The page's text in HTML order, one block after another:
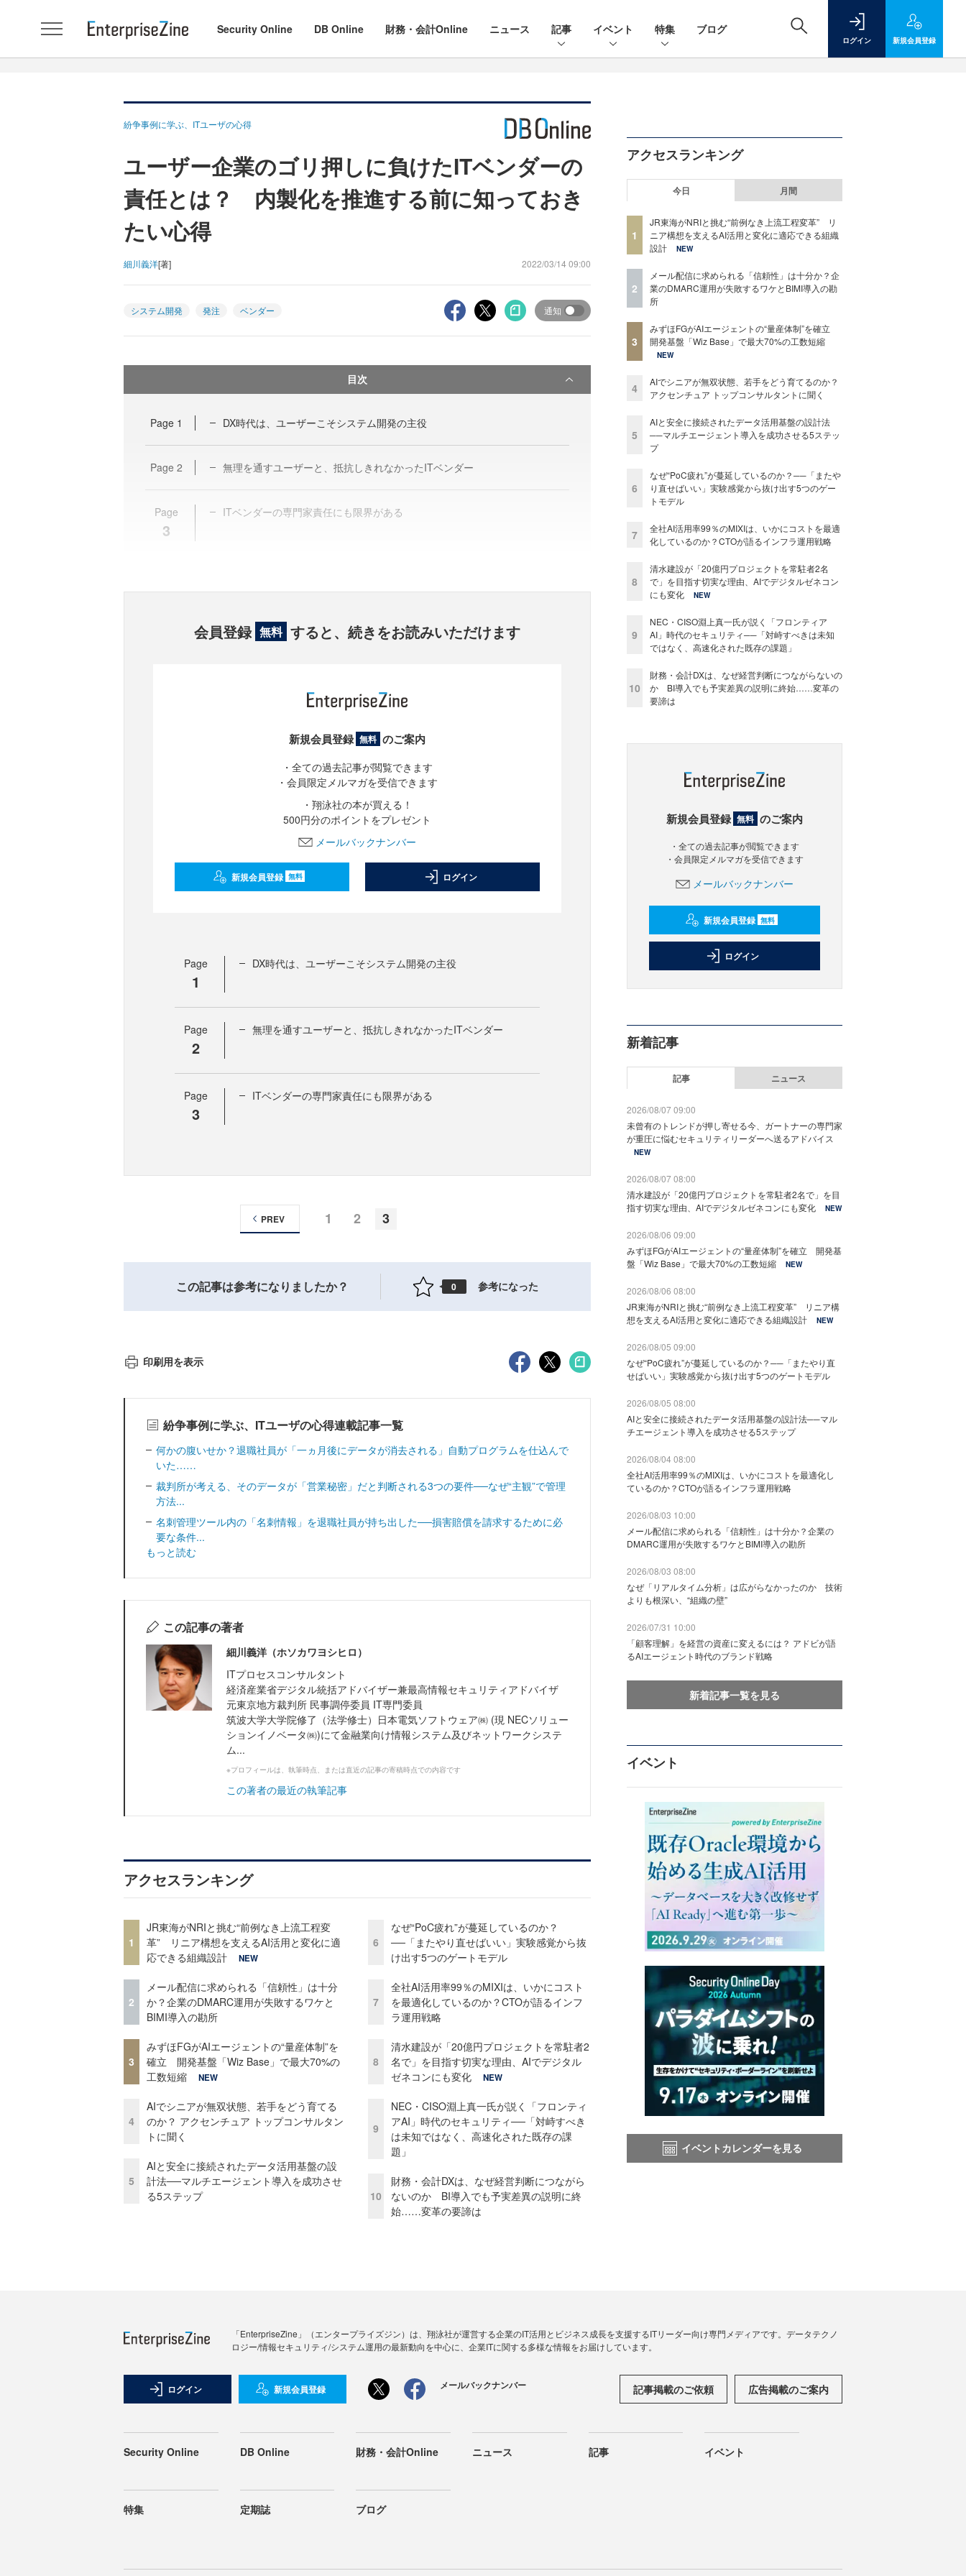
Security Online DB Online 財務・会計Online ニュース 記事 イベント 特集 ブログ
ログイン 新規会員登録
紛争事例に学ぶ、ITユーザの心得
ユーザー企業のゴリ押しに負けたITベンダーの
責任とは？ 内製化を推進する前に知っておき
たい心得
細川義洋[著] 2022/03/14 09:00
システム開発 発注 ベンダー 通知
目次
Page 1 DX時代は、ユーザーこそシステム開発の主役
Page 2 無理を通すユーザーと、抵抗しきれなかったITベンダー
Page
3
ITベンダーの専門家責任にも限界がある
会員登録 無料 すると、続きをお読みいただけます
新規会員登録 無料 のご案内
・全ての過去記事が閲覧できます
・会員限定メルマガを受信できます
・翔泳社の本が買える！
500円分のポイントをプレゼント
メールバックナンバー
新規会員登録 無料 ログイン
Page
1
DX時代は、ユーザーこそシステム開発の主役
Page
2
無理を通すユーザーと、抵抗しきれなかったITベンダー
Page
3
ITベンダーの専門家責任にも限界がある
1 2 3
PREV
この記事は参考になりましたか？ 0 参考になった
印刷用を表示
紛争事例に学ぶ、ITユーザの心得連載記事一覧
何かの腹いせか？退職社員が「一ヵ月後にデータが消去される」自動プログラムを仕込んで
いた……
裁判所が考える、そのデータが「営業秘密」だと判断される3つの要件──なぜ“主観”で管理
方法...
名刺管理ツール内の「名刺情報」を退職社員が持ち出した──損害賠償を請求するために必
要な条件...
もっと読む
この記事の著者
細川義洋（ホソカワヨシヒロ）
ITプロセスコンサルタント
経済産業省デジタル統括アドバイザー兼最高情報セキュリティアドバイザ
元東京地方裁判所 民事調停委員 IT専門委員
筑波大学大学院修了（法学修士）日本電気ソフトウェア㈱ (現 NECソリュー
ションイノベータ㈱)にて金融業向け情報システム及びネットワークシステ
ム...
※プロフィールは、執筆時点、または直近の記事の寄稿時点での内容です
この著者の最近の執筆記事
アクセスランキング
1
JR東海がNRIと挑む“前例なき上流工程変
革” リニア構想を支えるAI活用と変化に適
応できる組織設計
NEW
2
メール配信に求められる「信頼性」は十分
か？企業のDMARC運用が失敗するワケと
BIMI導入の勘所
3
みずほFGがAIエージェントの“量産体制”を
確立 開発基盤「Wiz Base」で最大70%の
工数短縮
NEW
4
AIでシニアが無双状態、若手をどう育てる
のか？ アクセンチュア トップコンサルタン
トに聞く
5
AIと安全に接続されたデータ活用基盤の設
計法──マルチエージェント導入を成功させ
る5ステップ
6
なぜ“PoC疲れ”が蔓延しているのか？
──「またやり直せばいい」実験感覚から抜
け出す5つのゲートモデル
7
全社AI活用率99％のMIXIは、いかにコスト
を最適化しているのか？CTOが語るインフ
ラ運用戦略
8
清水建設が「20億円プロジェクトを常駐者2
名で」を目指す切実な理由、AIでデジタル
ゼネコンにも変化
NEW
9
NEC・CISO淵上真一氏が説く「フロンティ
アAI」時代のセキュリティ──「対峙すべき
は未知ではなく、高速化された既存の課
題」
10
財務・会計DXは、なぜ経営判断につながら
ないのか BI導入でも予実差異の説明に終
始……変革の要諦は
アクセスランキング
今日 月間
1
JR東海がNRIと挑む“前例なき上流工程変革” リ
ニア構想を支えるAI活用と変化に適応できる組織
設計
NEW
2
メール配信に求められる「信頼性」は十分か？企
業のDMARC運用が失敗するワケとBIMI導入の勘
所
3
みずほFGがAIエージェントの“量産体制”を確立
開発基盤「Wiz Base」で最大70%の工数短縮
NEW
4
AIでシニアが無双状態、若手をどう育てるのか？
アクセンチュア トップコンサルタントに聞く
5
AIと安全に接続されたデータ活用基盤の設計法
──マルチエージェント導入を成功させる5ステッ
プ
6
なぜ“PoC疲れ”が蔓延しているのか？──「またや
り直せばいい」実験感覚から抜け出す5つのゲー
トモデル
7
全社AI活用率99％のMIXIは、いかにコストを最適
化しているのか？CTOが語るインフラ運用戦略
8
清水建設が「20億円プロジェクトを常駐者2名
で」を目指す切実な理由、AIでデジタルゼネコン
にも変化
NEW
9
NEC・CISO淵上真一氏が説く「フロンティア
AI」時代のセキュリティ──「対峙すべきは未知
ではなく、高速化された既存の課題」
10
財務・会計DXは、なぜ経営判断につながらないの
か BI導入でも予実差異の説明に終始……変革の
要諦は
新規会員登録 無料 のご案内
・全ての過去記事が閲覧できます
・会員限定メルマガを受信できます
メールバックナンバー
新規会員登録 無料
ログイン
新着記事
記事 ニュース
2026/08/07 09:00
未曾有のトレンドが押し寄せる今、ガートナーの専門家
が重圧に悩むセキュリティリーダーへ送るアドバイス
NEW
2026/08/07 08:00
清水建設が「20億円プロジェクトを常駐者2名で」を目
指す切実な理由、AIでデジタルゼネコンにも変化
NEW
2026/08/06 09:00
みずほFGがAIエージェントの“量産体制”を確立 開発基
盤「Wiz Base」で最大70%の工数短縮
NEW
2026/08/06 08:00
JR東海がNRIと挑む“前例なき上流工程変革” リニア構
想を支えるAI活用と変化に適応できる組織設計
NEW
2026/08/05 09:00
なぜ“PoC疲れ”が蔓延しているのか？──「またやり直
せばいい」実験感覚から抜け出す5つのゲートモデル
2026/08/05 08:00
AIと安全に接続されたデータ活用基盤の設計法──マル
チエージェント導入を成功させる5ステップ
2026/08/04 08:00
全社AI活用率99％のMIXIは、いかにコストを最適化し
ているのか？CTOが語るインフラ運用戦略
2026/08/03 10:00
メール配信に求められる「信頼性」は十分か？企業の
DMARC運用が失敗するワケとBIMI導入の勘所
2026/08/03 08:00
なぜ「リアルタイム分析」は広がらなかったのか 技術
よりも根深い、“組織の壁”
2026/07/31 10:00
「顧客理解」を経営の資産に変えるには？ アドビが語
るAIエージェント時代のブランド戦略
新着記事一覧を見る
イベント
イベントカレンダーを見る
「EnterpriseZine」（エンタープライズジン）は、翔泳社が運営する企業のIT活用とビジネス成長を支援するITリーダー向け専門メディアです。データテクノ
ロジー/情報セキュリティ/システム運用の最新動向を中心に、企業ITに関する多様な情報をお届けしています。
ログイン 新規会員登録 メールバックナンバー 記事掲載のご依頼 広告掲載のご案内
Security Online DB Online 財務・会計Online ニュース 記事 イベント
特集 定期誌 ブログ